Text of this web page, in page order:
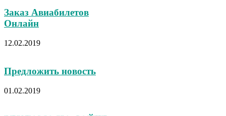
Заказ Авиабилетов
Онлайн
12.02.2019
Предложить новость
01.02.2019